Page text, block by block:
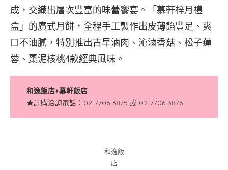
成，交織出層次豐富的味蕾饗宴。「慕軒梓月禮
盒」的廣式月餅，全程手工製作出皮薄餡豐足、爽
口不油膩，特別推出古早滷肉、沁滷香菇、松子蓮
蓉、棗泥核桃4款經典風味。
和逸飯店+慕軒飯店
★訂購洽詢電話：02-7706-3875 或 02-7706-3876
和逸飯
店